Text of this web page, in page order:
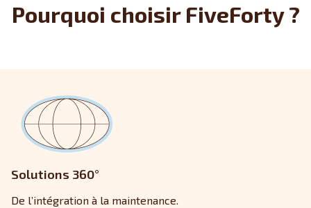
Pourquoi choisir FiveForty ?
Solutions 360°
De l’intégration à la maintenance.